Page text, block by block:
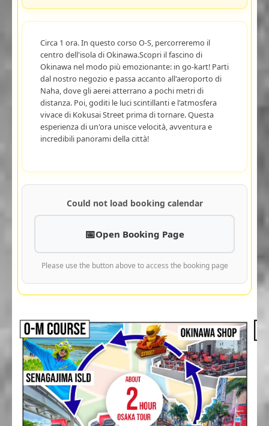
Circa 1 ora. In questo corso O-S, percorreremo il
centro dell'isola di Okinawa.Scopri il fascino di
Okinawa nel modo più emozionante: in go-kart! Parti
dal nostro negozio e passa accanto all'aeroporto di
Naha, dove gli aerei atterrano a pochi metri di
distanza. Poi, goditi le luci scintillanti e l'atmosfera
vivace di Kokusai Street prima di tornare. Questa
esperienza di un'ora unisce velocità, avventura e
incredibili panorami della città!
Could not load booking calendar
Open Booking Page
Please use the button above to access the booking page